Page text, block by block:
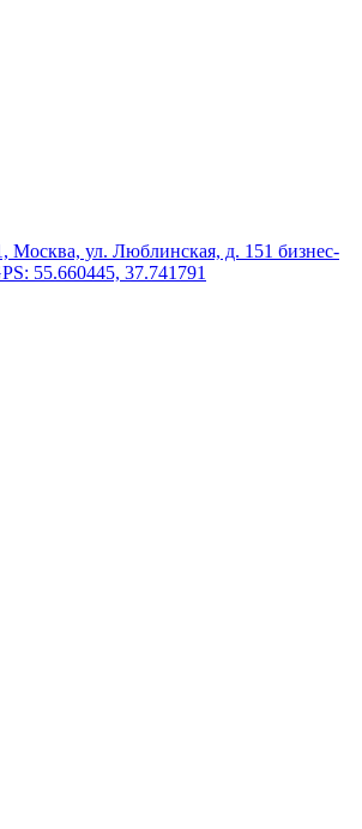
Москва, ул. Люблинская, д. 151 бизнес-
55.660445, 37.741791